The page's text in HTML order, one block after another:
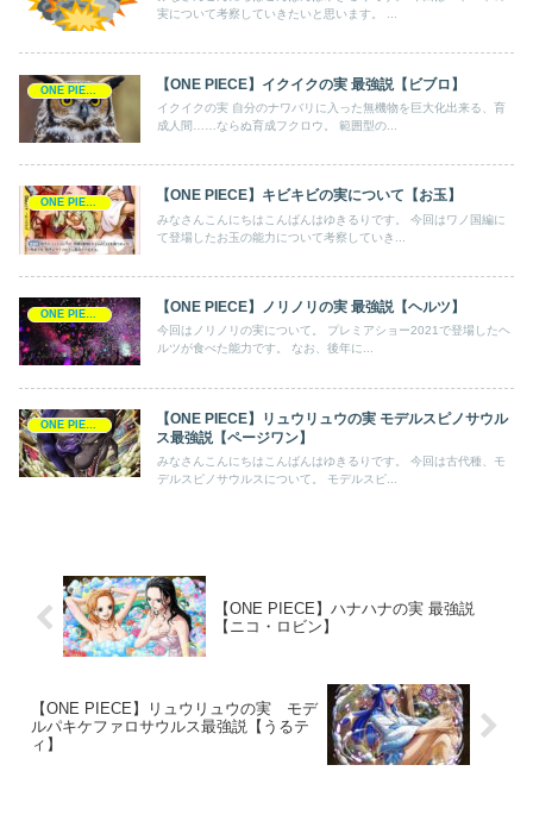
実について考察していきたいと思います。 ...
【ONE PIECE】イクイクの実 最強説【ビブロ】
イクイクの実 自分のナワバリに入った無機物を巨大化出来る、育
成人間……ならぬ育成フクロウ。 範囲型の...
【ONE PIECE】キビキビの実について【お玉】
みなさんこんにちはこんばんはゆきるりです。 今回はワノ国編に
て登場したお玉の能力について考察していき...
【ONE PIECE】ノリノリの実 最強説【ヘルツ】
今回はノリノリの実について。 プレミアショー2021で登場したヘ
ルツが食べた能力です。 なお、後年に...
ONE PIECE
【ONE PIECE】リュウリュウの実 モデルスピノサウル
ス最強説【ページワン】
みなさんこんにちはこんばんはゆきるりです。 今回は古代種、モ
デルスピノサウルスについて。 モデルスピ...
【ONE PIECE】ハナハナの実 最強説
【ニコ・ロビン】
【ONE PIECE】リュウリュウの実 モデ
ルパキケファロサウルス最強説【うるテ
ィ】